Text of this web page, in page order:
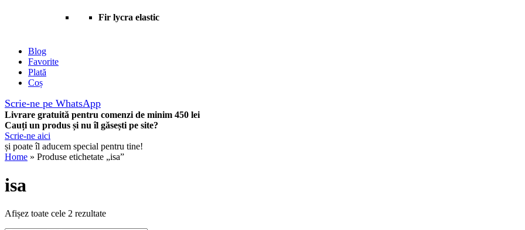
Fir lycra elastic
Blog
Favorite
Plată
Coș
Scrie-ne pe WhatsApp
Livrare gratuită pentru comenzi de minim 450 lei
Cauți un produs și nu îl găsești pe site?
Scrie-ne aici
și poate îl aducem special pentru tine!
Home » Produse etichetate „isa”
isa
Afișez toate cele 2 rezultate